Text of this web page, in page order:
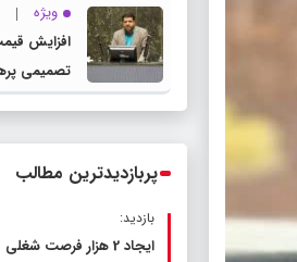
ویژه
افزایش
تصمیمی
دولت،
پربازدیدترین مطالب
بازدید: